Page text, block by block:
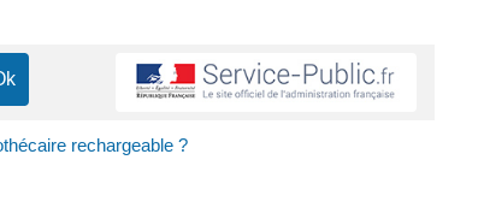
rechargeable ?